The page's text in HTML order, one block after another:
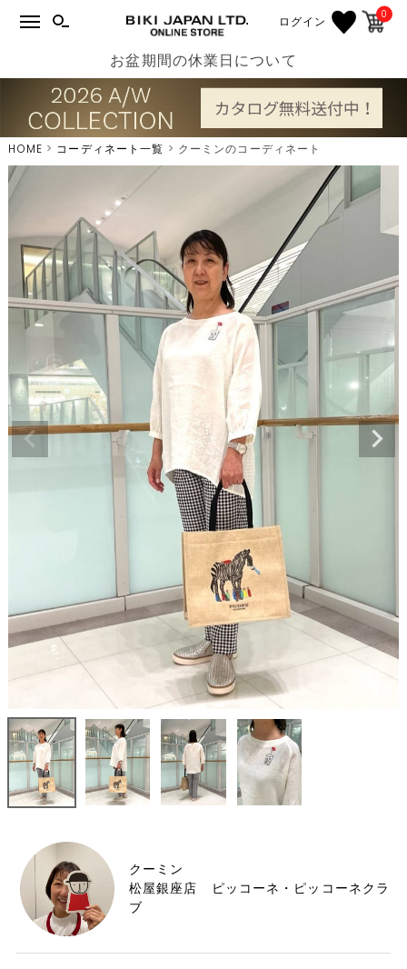
ログイン 0
お盆期間の休業日について
HOME コーディネート一覧 クーミンのコーディネート
クーミン
松屋銀座店 ピッコーネ・ピッコーネクラ
ブ